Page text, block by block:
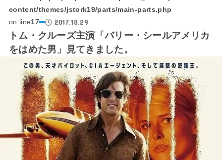
content/themes/jstork19/parts/main-parts.php
on line17 2017.10.29
トム・クルーズ主演「バリー・シールアメリカ
をはめた男」見てきました。